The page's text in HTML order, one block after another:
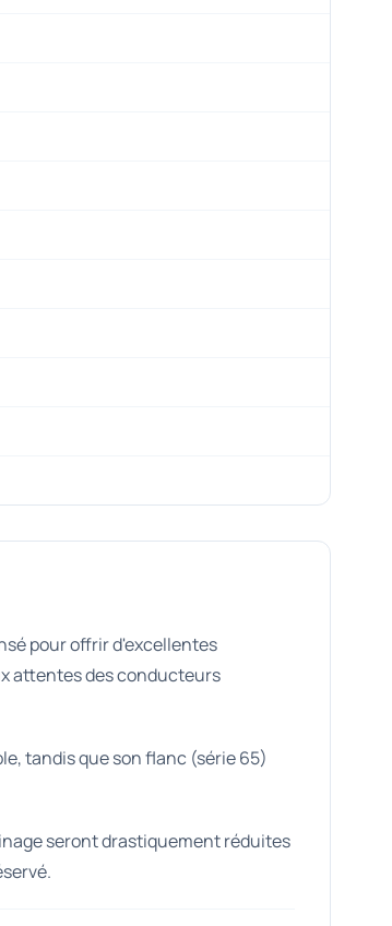
pour offrir d'excellentes
attentes des conducteurs
tandis que son flanc (série 65)
seront drastiquement réduites